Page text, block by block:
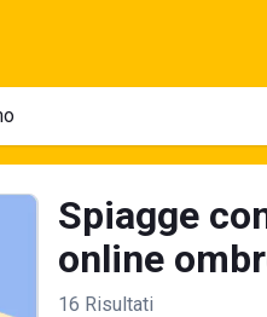
Spiagge
online
16 Risultati